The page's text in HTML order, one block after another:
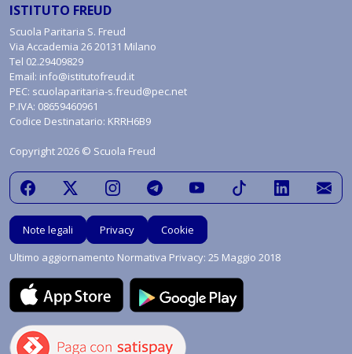
ISTITUTO FREUD
Scuola Paritaria S. Freud
Via Accademia 26 20131 Milano
Tel 02.29409829
Email: info@istitutofreud.it
PEC: scuolaparitaria-s.freud@pec.net
P.IVA: 08659460961
Codice Destinatario: KRRH6B9
Copyright 2026 © Scuola Freud
Note legali Privacy
Cookie
Ultimo aggiornamento Normativa Privacy: 25 Maggio 2018